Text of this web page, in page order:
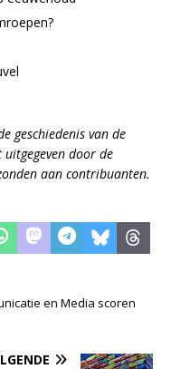
geschiedenis van de
door de
aan contribuanten.
en Media scoren